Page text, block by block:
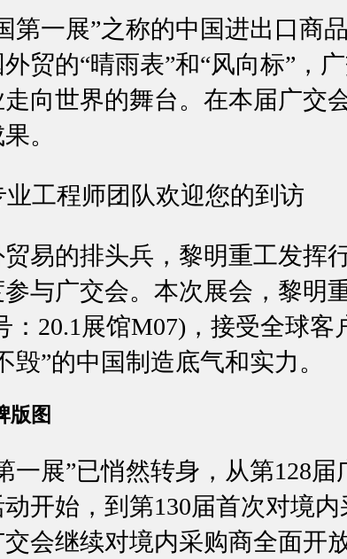
第一展”之称的中国进出口商
贸的“晴雨表”和“风向标”，
向世界的舞台。在本届广交
。
业工程师团队欢迎您的到访
易的排头兵，黎明重工发挥
与广交会。本次展会，黎明
：20.1展馆M07)，接受全球客
毁”的中国制造底气和实力。
版图
一展”已悄然转身，从第128届
开始，到第130届首次对境
会继续对境内采购商全面开